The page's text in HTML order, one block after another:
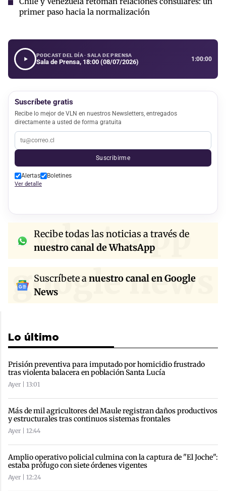
primer paso hacia la normalización
PODCAST DEL DÍA · SALA DE PRENSA
Sala de Prensa, 18:00 (08/07/2026) 1:00:00
Suscríbete gratis
Recibe lo mejor de VLN en nuestros Newsletters, entregados
directamente a usted de forma gratuita
Suscribirme
Alertas Boletines
Ver detalle
whatsapp
Recibe todas las noticias a través de
nuestro canal de WhatsApp
google news
Suscríbete anuestro canal en Google
News
Lo último
Prisión preventiva para imputado por homicidio frustrado
tras violenta balacera en población Santa Lucía
Ayer | 13:01
Más de mil agricultores del Maule registran daños productivos
y estructurales tras continuos sistemas frontales
Ayer | 12:44
Amplio operativo policial culmina con la captura de "El Joche":
estaba prófugo con siete órdenes vigentes
Ayer | 12:24